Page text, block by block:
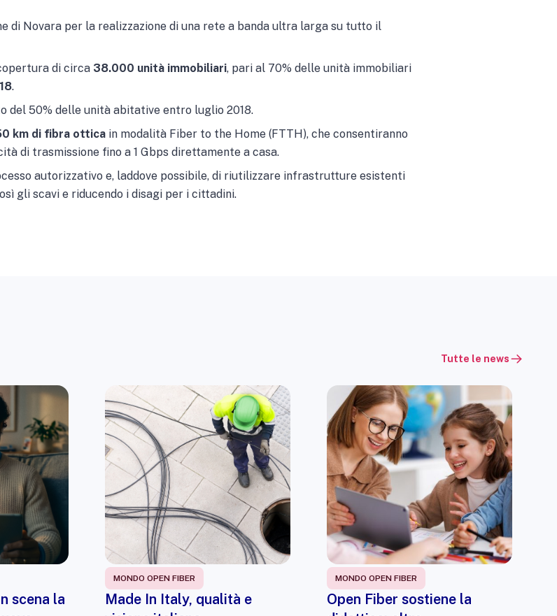
di Novara per la realizzazione di una rete a banda ultra larga su tutto il
di circa 38.000 unità immobiliari, pari al 70% delle unità immobiliari
.
del 50% delle unità abitative entro luglio 2018.
km di fibra ottica in modalità Fiber to the Home (FTTH), che consentiranno
di trasmissione fino a 1 Gbps direttamente a casa.
autorizzativo e, laddove possibile, di riutilizzare infrastrutture esistenti
gli scavi e riducendo i disagi per i cittadini.
Tutte le news
scena la
MONDO OPEN FIBER
Made In Italy, qualità e
MONDO OPEN FIBER
Open Fiber sostiene la